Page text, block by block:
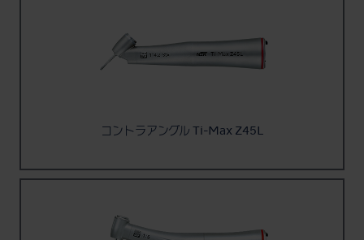
コントラアングル Ti-Max Z45L